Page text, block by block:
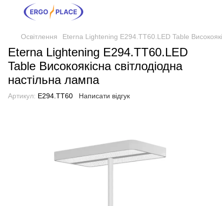
Освітлення Eterna Lightening E294.TT60.LED Table
Eterna Lightening E294.TT60.LED
Table Високоякісна світлодіодна
настільна лампа
Артикул: E294.TT60 Написати відгук